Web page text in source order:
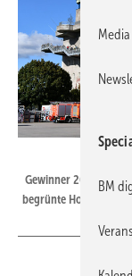
Gewinner 2024 in der
begrünte Hochbunker
Media
BM